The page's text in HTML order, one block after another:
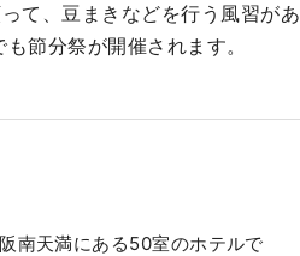
て、豆まきなどを行う風習があ
節分祭が開催されます。
南天満にある50室のホテルで